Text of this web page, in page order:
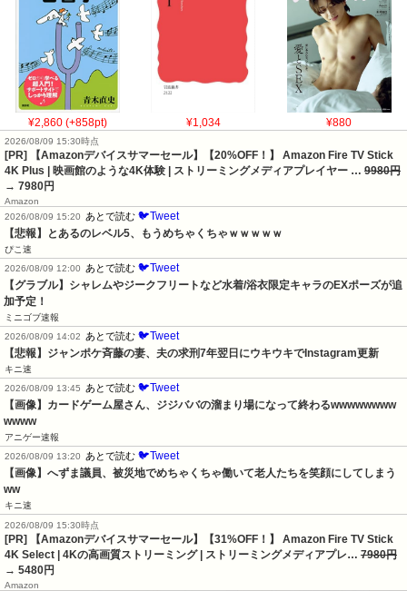
¥2,860 (+858pt) ¥1,034 ¥880
2026/08/09 15:30時点
[PR] 【Amazonデバイスサマーセール】【20%OFF！】 Amazon Fire TV Stick
4K Plus | 映画館のような4K体験 | ストリーミングメディアプレイヤー … 9980円
→ 7980円
Amazon
2026/08/09 15:20
あとで読む 🐦Tweet
【悲報】とあるのレベル5、もうめちゃくちゃｗｗｗｗｗ
ぴこ速
2026/08/09 12:00
あとで読む 🐦Tweet
【グラブル】シャレムやジークフリートなど水着/浴衣限定キャラのEXポーズが追
加予定！
ミニゴブ速報
2026/08/09 14:02
あとで読む 🐦Tweet
【悲報】ジャンポケ斉藤の妻、夫の求刑7年翌日にウキウキでInstagram更新
キニ速
2026/08/09 13:45
あとで読む 🐦Tweet
【画像】カードゲーム屋さん、ジジババの溜まり場になって終わるwwwwwwww
wwww
アニゲー速報
2026/08/09 13:20
あとで読む 🐦Tweet
【画像】へずま議員、被災地でめちゃくちゃ働いて老人たちを笑顔にしてしまう
ww
キニ速
2026/08/09 15:30時点
[PR] 【Amazonデバイスサマーセール】【31%OFF！】 Amazon Fire TV Stick
4K Select | 4Kの高画質ストリーミング | ストリーミングメディアプレ… 7980円
→ 5480円
Amazon